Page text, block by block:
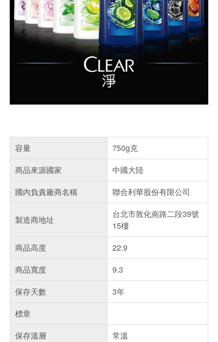
容量
750g克
商品來源國家
中國大陸
國內負責廠商名稱
聯合利華股份有限公司
製造商地址
台北市敦化南路二段39號
15樓
商品高度
22.9
商品寬度
9.3
保存天數
3年
標章
保存溫層
常溫